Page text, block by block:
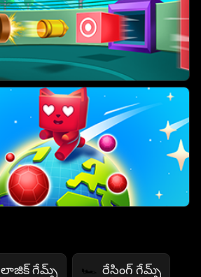
లాజిక్ గేమ్స్ 🏎️ రేసింగ్ గేమ్స్